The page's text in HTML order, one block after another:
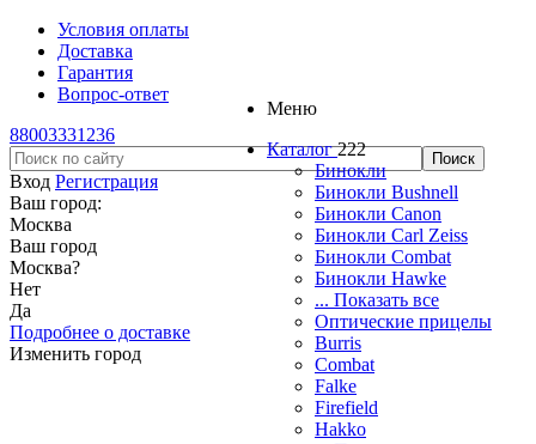
Условия оплаты
Доставка
Гарантия
Вопрос-ответ
88003331236
Вход Регистрация
Ваш город:
Москва
Ваш город
Москва?
Нет
Да
Подробнее о доставке
Изменить город
Меню
Каталог 222
Бинокли
Бинокли Bushnell
Бинокли Canon
Бинокли Carl Zeiss
Бинокли Combat
Бинокли Hawke
... Показать все
Оптические прицелы
Burris
Combat
Falke
Firefield
Hakko